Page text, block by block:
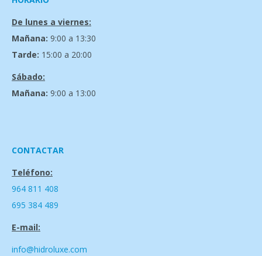
De lunes a viernes:
Mañana: 9:00 a 13:30
Tarde: 15:00 a 20:00
Sábado:
Mañana: 9:00 a 13:00
CONTACTAR
Teléfono:
964 811 408
695 384 489
E-mail:
info@hidroluxe.com